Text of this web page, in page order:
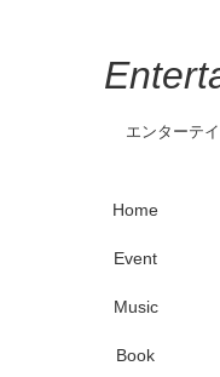
エンターテイン
Home
Event
Music
Book